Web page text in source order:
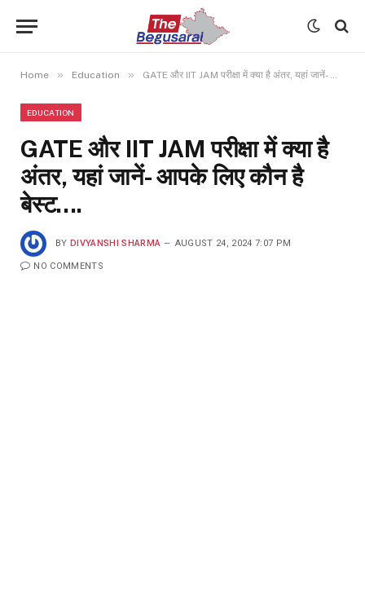
Home » Education » GATE और IIT JAM परीक्षा में क्या है अंतर, यहां जानें- आपके लिए कौन है बेस्ट….
EDUCATION
GATE और IIT JAM परीक्षा में क्या है
अंतर, यहां जानें- आपके लिए कौन है
बेस्ट….
BY DIVYANSHI SHARMA AUGUST 24, 2024 7:07 PM
NO COMMENTS